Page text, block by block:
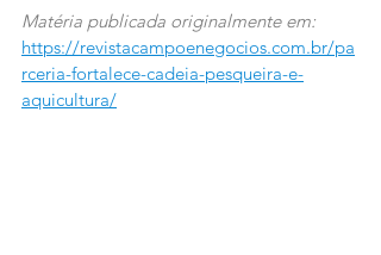
Matéria publicada originalmente em:
https://revistacampoenegocios.com.br/pa
rceria-fortalece-cadeia-pesqueira-e-
aquicultura/